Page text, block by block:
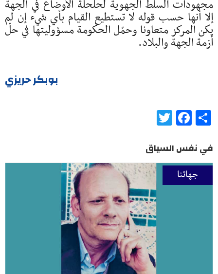
مجهودات السلط الجهوية لحلحلة الأوضاع في الجهة
إلا أنها حسب قوله لا تستطيع القيام بأي شيء إن لم
يكن المركز متعاونا وحمّل الحكومة مسؤوليتها في حلّ
أزمة الجهة والبلاد.
بوبكر حريزي
Share
Facebook
في نفس السياق
جهاتنا